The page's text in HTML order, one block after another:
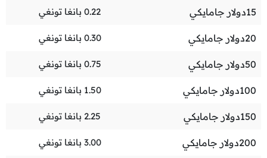
15دولار جامايكي 0.22 بانغا تونغي
20دولار جامايكي 0.30 بانغا تونغي
50دولار جامايكي 0.75 بانغا تونغي
100دولار جامايكي 1.50 بانغا تونغي
150دولار جامايكي 2.25 بانغا تونغي
200دولار جامايكي 3.00 بانغا تونغي